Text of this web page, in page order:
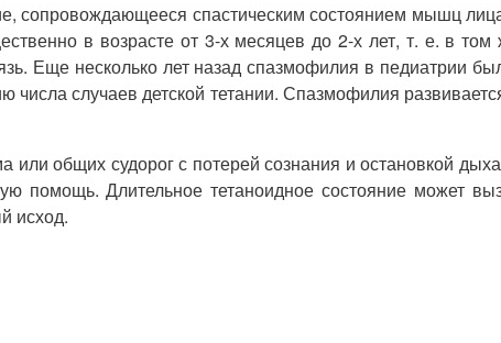
сопровождающееся спастическим состоянием мышц
в возрасте от 3-х месяцев до 2-х лет, т. е. в
Еще несколько лет назад спазмофилия в педиатрии
случаев детской тетании. Спазмофилия
общих судорог с потерей сознания и остановкой
помощь. Длительное тетаноидное состояние может
исход.